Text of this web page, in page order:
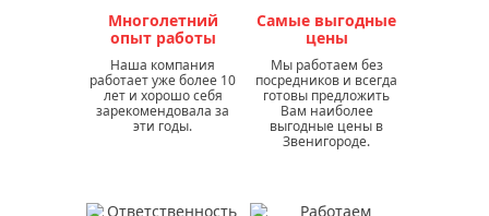
ремонт входных дверей в москве
ремонт откосов входной двери
ремонт и реставрация деревянных дверей
ремонт деревянных дверей
ремонт деревянной двери
реставрация входной двери в квартире
реставрация старых деревянных дверей
Многолетний
опыт работы
Наша компания
работает уже более 10
лет и хорошо себя
зарекомендовала за
эти годы.
Самые выгодные
цены
Мы работаем без
посредников и всегда
готовы предложить
Вам наиболее
выгодные цены в
Звенигороде.